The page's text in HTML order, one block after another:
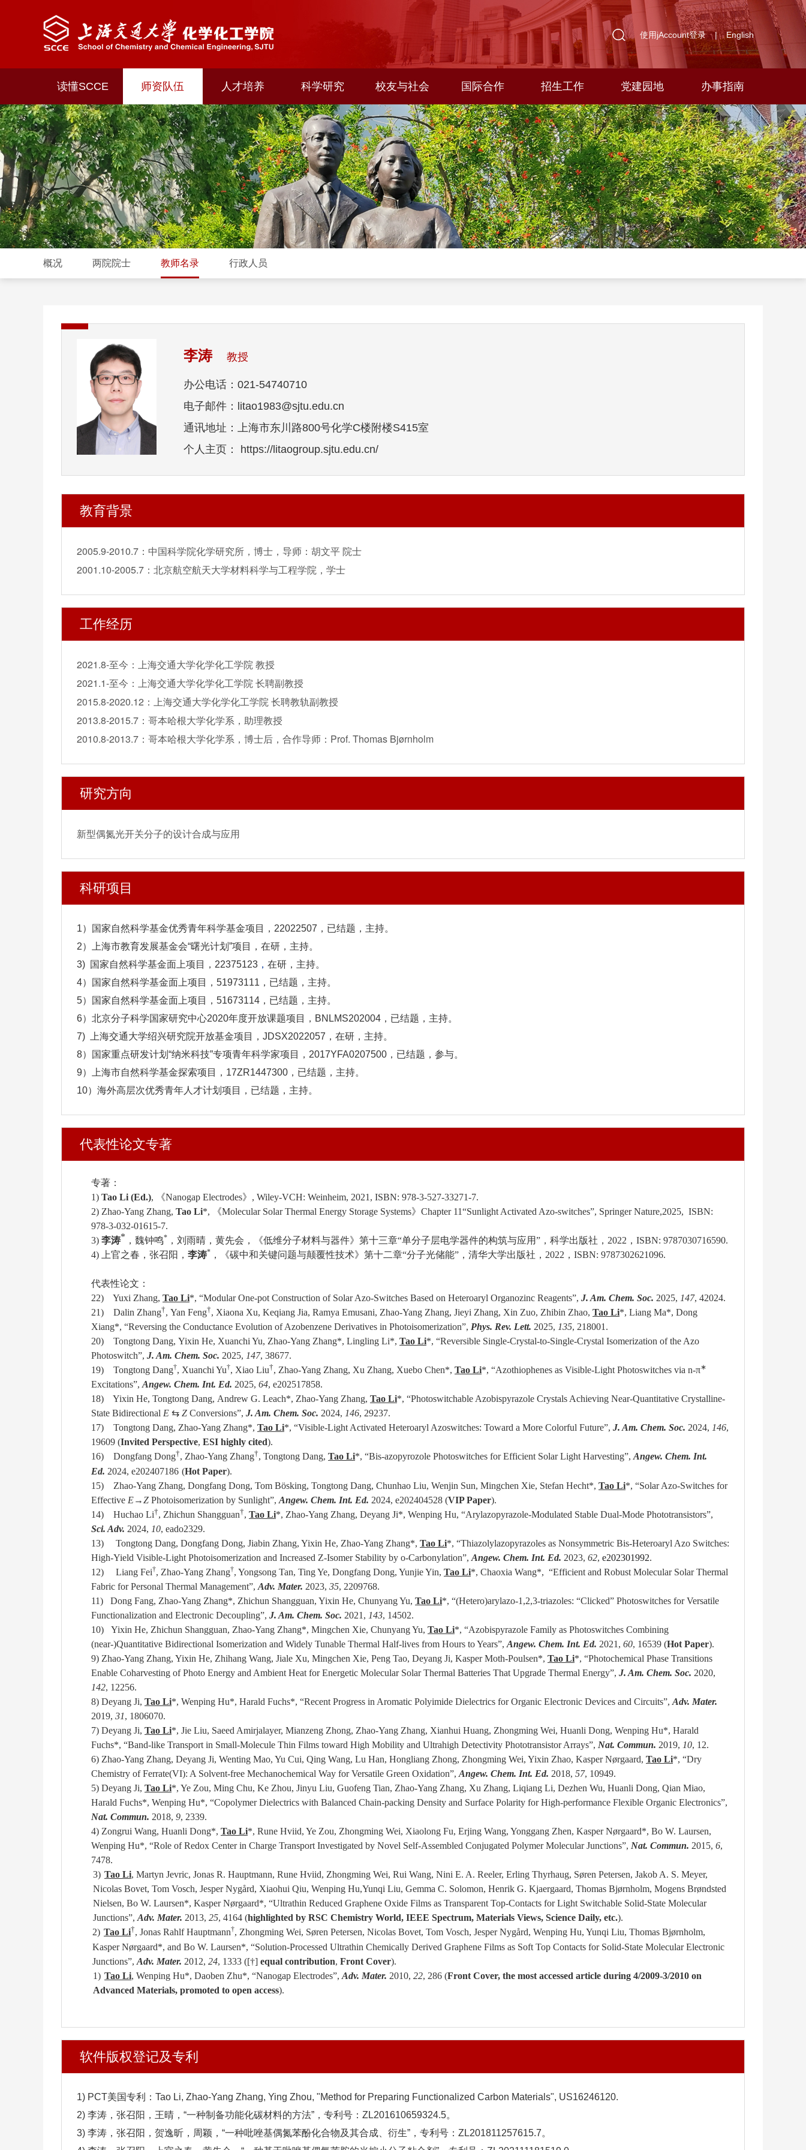
使用jAccount登录 | English
读懂SCCE 师资队伍 人才培养 科学研究 校友与社会 国际合作 招生工作 党建园地 办事指南
概况 两院院士 教师名录 行政人员
李涛 教授
办公电话：021-54740710
电子邮件：litao1983@sjtu.edu.cn
通讯地址：上海市东川路800号化学C楼附楼S415室
个人主页： https://litaogroup.sjtu.edu.cn/
教育背景
2005.9-2010.7：中国科学院化学研究所，博士，导师：胡文平 院士
2001.10-2005.7：北京航空航天大学材料科学与工程学院，学士
工作经历
2021.8-至今：上海交通大学化学化工学院 教授
2021.1-至今：上海交通大学化学化工学院 长聘副教授
2015.8-2020.12：上海交通大学化学化工学院 长聘教轨副教授
2013.8-2015.7：哥本哈根大学化学系，助理教授
2010.8-2013.7：哥本哈根大学化学系，博士后，合作导师：Prof. Thomas Bjørnholm
研究方向
新型偶氮光开关分子的设计合成与应用
科研项目
1）国家自然科学基金优秀青年科学基金项目，22022507，已结题，主持。
2）上海市教育发展基金会“曙光计划”项目，在研，主持。
3) 国家自然科学基金面上项目，22375123 ， 在研，主持。
4）国家自然科学基金面上项目，51973111，已结题，主持。
5）国家自然科学基金面上项目，51673114，已结题，主持。
6）北京分子科学国家研究中心2020年度开放课题项目，BNLMS202004，已结题，主持。
7) 上海交通大学绍兴研究院开放基金项目，JDSX2022057，在研，主持。
8）国家重点研发计划“纳米科技”专项青年科学家项目，2017YFA0207500，已结题，参与。
9）上海市自然科学基金探索项目，17ZR1447300，已结题，主持。
10）海外高层次优秀青年人才计划项目，已结题，主持。
代表性论文专著
专著：
1) Tao Li (Ed.), 《Nanogap Electrodes》, Wiley-VCH: Weinheim, 2021, ISBN: 978-3-527-33271-7.
2) Zhao-Yang Zhang, Tao Li*, 《Molecular Solar Thermal Energy Storage Systems》Chapter 11“Sunlight Activated Azo-switches”, Springer Nature,2025, ISBN:
978-3-032-01615-7.
3) 李涛* ，魏钟鸣* ，刘雨晴，黄先会，《低维分子材料与器件》第十三章“单分子层电学器件的构筑与应用”，科学出版社， 2022 ， ISBN: 9787030716590.
4)
上官之春，张召阳， 李涛* ，《碳中和关键问题与颠覆性技术》第十二章“分子光储能”，清华大学出版社， 2022 ， ISBN: 9787302621096.
代表性论文：
22) Yuxi Zhang, Tao Li*, “Modular One-pot Construction of Solar Azo-Switches Based on Heteroaryl Organozinc Reagents”, J. Am. Chem. Soc. 2025, 147, 42024.
21) Dalin Zhang†, Yan Feng†, Xiaona Xu, Keqiang Jia, Ramya Emusani, Zhao-Yang Zhang, Jieyi Zhang, Xin Zuo, Zhibin Zhao, Tao Li*, Liang Ma*, Dong
Xiang*, “Reversing the Conductance Evolution of Azobenzene Derivatives in Photoisomerization”, Phys. Rev. Lett. 2025, 135, 218001.
20) Tongtong Dang, Yixin He, Xuanchi Yu, Zhao-Yang Zhang*, Lingling Li*, Tao Li*, “Reversible Single-Crystal-to-Single-Crystal Isomerization of the Azo
Photoswitch”, J. Am. Chem. Soc. 2025, 147, 38677.
19) Tongtong Dang†, Xuanchi Yu†, Xiao Liu†, Zhao-Yang Zhang, Xu Zhang, Xuebo Chen*, Tao Li*, “Azothiophenes as Visible-Light Photoswitches via n-π∗
Excitations”, Angew. Chem. Int. Ed. 2025, 64, e202517858.
18) Yixin He, Tongtong Dang, Andrew G. Leach*, Zhao-Yang Zhang, Tao Li*, “Photoswitchable Azobispyrazole Crystals Achieving Near-Quantitative Crystalline-
State Bidirectional E ⇆ Z Conversions”, J. Am. Chem. Soc. 2024, 146, 29237.
17) Tongtong Dang, Zhao-Yang Zhang*, Tao Li*, “Visible-Light Activated Heteroaryl Azoswitches: Toward a More Colorful Future”, J. Am. Chem. Soc. 2024, 146,
19609 (Invited Perspective, ESI highly cited).
16) Dongfang Dong†, Zhao-Yang Zhang†, Tongtong Dang, Tao Li*, “Bis-azopyrozole Photoswitches for Efficient Solar Light Harvesting”, Angew. Chem. Int.
Ed. 2024, e202407186 (Hot Paper).
15) Zhao-Yang Zhang, Dongfang Dong, Tom Bösking, Tongtong Dang, Chunhao Liu, Wenjin Sun, Mingchen Xie, Stefan Hecht*, Tao Li*, “Solar Azo-Switches for
Effective E→Z Photoisomerization by Sunlight”, Angew. Chem. Int. Ed. 2024, e202404528 (VIP Paper).
14) Huchao Li†, Zhichun Shangguan†, Tao Li*, Zhao-Yang Zhang, Deyang Ji*, Wenping Hu, “Arylazopyrazole-Modulated Stable Dual-Mode Phototransistors”,
Sci. Adv. 2024, 10, eado2329.
13) Tongtong Dang, Dongfang Dong, Jiabin Zhang, Yixin He, Zhao-Yang Zhang*, Tao Li*, “Thiazolylazopyrazoles as Nonsymmetric Bis-Heteroaryl Azo Switches:
High-Yield Visible-Light Photoisomerization and Increased Z-Isomer Stability by o-Carbonylation”, Angew. Chem. Int. Ed. 2023, 62, e202301992.
12) Liang Fei†, Zhao-Yang Zhang†, Yongsong Tan, Ting Ye, Dongfang Dong, Yunjie Yin, Tao Li*, Chaoxia Wang*, “Efficient and Robust Molecular Solar Thermal
Fabric for Personal Thermal Management”, Adv. Mater. 2023, 35, 2209768.
11)
Dong Fang, Zhao-Yang Zhang*, Zhichun Shangguan, Yixin He, Chunyang Yu, Tao Li*, “(Hetero)arylazo-1,2,3-triazoles: “Clicked” Photoswitches for Versatile
Functionalization and Electronic Decoupling”, J. Am. Chem. Soc. 2021, 143, 14502.
10)
Yixin He, Zhichun Shangguan, Zhao-Yang Zhang*, Mingchen Xie, Chunyang Yu, Tao Li*, “Azobispyrazole Family as Photoswitches Combining
(near-)Quantitative Bidirectional Isomerization and Widely Tunable Thermal Half-lives from Hours to Years”, Angew. Chem. Int. Ed. 2021, 60, 16539 (Hot Paper).
9) Zhao-Yang Zhang, Yixin He, Zhihang Wang, Jiale Xu, Mingchen Xie, Peng Tao, Deyang Ji, Kasper Moth-Poulsen*, Tao Li*, “Photochemical Phase Transitions
Enable Coharvesting of Photo Energy and Ambient Heat for Energetic Molecular Solar Thermal Batteries That Upgrade Thermal Energy”, J. Am. Chem. Soc. 2020,
142, 12256.
8) Deyang Ji, Tao Li*, Wenping Hu*, Harald Fuchs*, “Recent Progress in Aromatic Polyimide Dielectrics for Organic Electronic Devices and Circuits”, Adv. Mater.
2019, 31, 1806070.
7) Deyang Ji, Tao Li*, Jie Liu, Saeed Amirjalayer, Mianzeng Zhong, Zhao-Yang Zhang, Xianhui Huang, Zhongming Wei, Huanli Dong, Wenping Hu*, Harald
Fuchs*, “Band-like Transport in Small-Molecule Thin Films toward High Mobility and Ultrahigh Detectivity Phototransistor Arrays”, Nat. Commun. 2019, 10, 12.
6) Zhao-Yang Zhang, Deyang Ji, Wenting Mao, Yu Cui, Qing Wang, Lu Han, Hongliang Zhong, Zhongming Wei, Yixin Zhao, KasperNørgaard, Tao Li*, “Dry
Chemistry of Ferrate(VI): A Solvent-free Mechanochemical Way for Versatile Green Oxidation”, Angew. Chem. Int. Ed. 2018, 57, 10949.
5) Deyang Ji, Tao Li*, Ye Zou, Ming Chu, Ke Zhou, Jinyu Liu, Guofeng Tian, Zhao-Yang Zhang, Xu Zhang, Liqiang Li, Dezhen Wu, Huanli Dong, Qian Miao,
Harald Fuchs*, Wenping Hu*, “Copolymer Dielectrics with Balanced Chain-packing Density and Surface Polarity for High-performance Flexible Organic Electronics”,
Nat. Commun. 2018, 9, 2339.
4) Zongrui Wang, Huanli Dong*, Tao Li*, Rune Hviid, Ye Zou, Zhongming Wei, Xiaolong Fu, Erjing Wang, Yonggang Zhen, Kasper Nørgaard*, Bo W. Laursen,
Wenping Hu*, “Role of Redox Center in Charge Transport Investigated by Novel Self-Assembled Conjugated Polymer Molecular Junctions”, Nat. Commun. 2015, 6,
7478.
3) Tao Li, Martyn Jevric, Jonas R. Hauptmann, Rune Hviid, Zhongming Wei, Rui Wang, Nini E. A. Reeler, Erling Thyrhaug, Søren Petersen, Jakob A. S. Meyer,
Nicolas Bovet, Tom Vosch, Jesper Nygård, Xiaohui Qiu, Wenping Hu,Yunqi Liu, Gemma C. Solomon, Henrik G. Kjaergaard, Thomas Bjørnholm, Mogens Brøndsted
Nielsen, Bo W. Laursen*, Kasper Nørgaard*, “Ultrathin Reduced Graphene Oxide Films as Transparent Top-Contacts for Light Switchable Solid-State Molecular
Junctions”, Adv. Mater. 2013, 25, 4164 (highlighted by RSC Chemistry World, IEEE Spectrum, Materials Views, Science Daily, etc.).
2) Tao Li†, Jonas Rahlf Hauptmann†, Zhongming Wei, Søren Petersen, Nicolas Bovet, Tom Vosch, Jesper Nygård, Wenping Hu, Yunqi Liu, Thomas Bjørnholm,
Kasper Nørgaard*, and Bo W. Laursen*, “Solution-Processed Ultrathin Chemically Derived Graphene Films as Soft Top Contacts for Solid-State Molecular Electronic
Junctions”, Adv. Mater. 2012, 24, 1333 ([†] equal contribution, Front Cover).
1) Tao Li, Wenping Hu*, Daoben Zhu*, “Nanogap Electrodes”, Adv. Mater. 2010, 22, 286 (Front Cover, the most accessed article during 4/2009-3/2010 on
Advanced Materials, promoted to open access).
软件版权登记及专利
1) PCT美国专利：Tao Li, Zhao-Yang Zhang, Ying Zhou, "Method for Preparing Functionalized Carbon Materials", US16246120.
2) 李涛，张召阳，王晴，“一种制备功能化碳材料的方法”，专利号：ZL201610659324.5。
3) 李涛，张召阳，贺逸昕，周颖，“一种吡唑基偶氮苯酚化合物及其合成、衍生”，专利号：ZL201811257615.7。